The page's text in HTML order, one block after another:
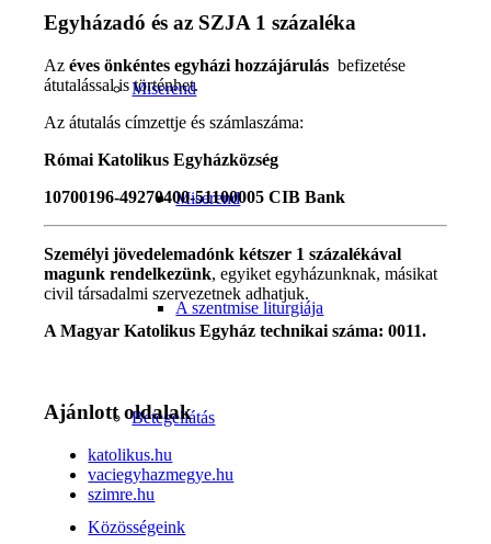
Miserend
Miserend
A szentmise liturgiája
Betegellátás
Közösségeink
Egyházadó és az SZJA 1 százaléka
Azéves önkéntes egyházi hozzájárulás befizetése
átutalással is történhet.
Az átutalás címzettje és számlaszáma:
Római Katolikus Egyházközség
10700196-49270400-51100005 CIB Bank
Személyi jövedelemadónk kétszer 1 százalékával
magunk rendelkezünk, egyiket egyházunknak, másikat
civil társadalmi szervezetnek adhatjuk.
A Magyar Katolikus Egyház technikai száma: 0011.
Ajánlott oldalak
katolikus.hu
vaciegyhazmegye.hu
szimre.hu